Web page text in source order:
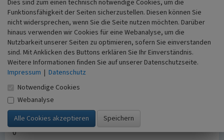
Im Jahr 2000 wurde durch die Gemeinde Wachtberg eine
Benutzungsordnung für die Belegung der Mühle
verabschiedet, so dass die Mühle heute als Ort für Feiern
und Veranstaltungen genutzt werden kann. Am ersten
Wochenende im Juli findet das alljährliche Fritzdorfer
Mühlenfest statt.
(Franz-Josef Knöchel, Redaktion KuLaDig, 2010)
Kontakt und Buchung:Gemeindeverwaltung Wachtberg
Rathausstraße 34, 53343 Wachtberg, Telefon 0228 / 9544-
0
Dies sind zum einen technisch notwendige Cookies, um die
Funktionsfähigkeit der Seiten sicherzustellen. Diesen können Sie
nicht widersprechen, wenn Sie die Seite nutzen möchten. Darüber
hinaus verwenden wir Cookies für eine Webanalyse, um die
Nutzbarkeit unserer Seiten zu optimieren, sofern Sie einverstanden
sind. Mit Anklicken des Buttons erklären Sie Ihr Einverständnis.
Weitere Informationen finden Sie auf unserer Datenschutzseite.
Impressum | Datenschutz
Notwendige Cookies
Webanalyse